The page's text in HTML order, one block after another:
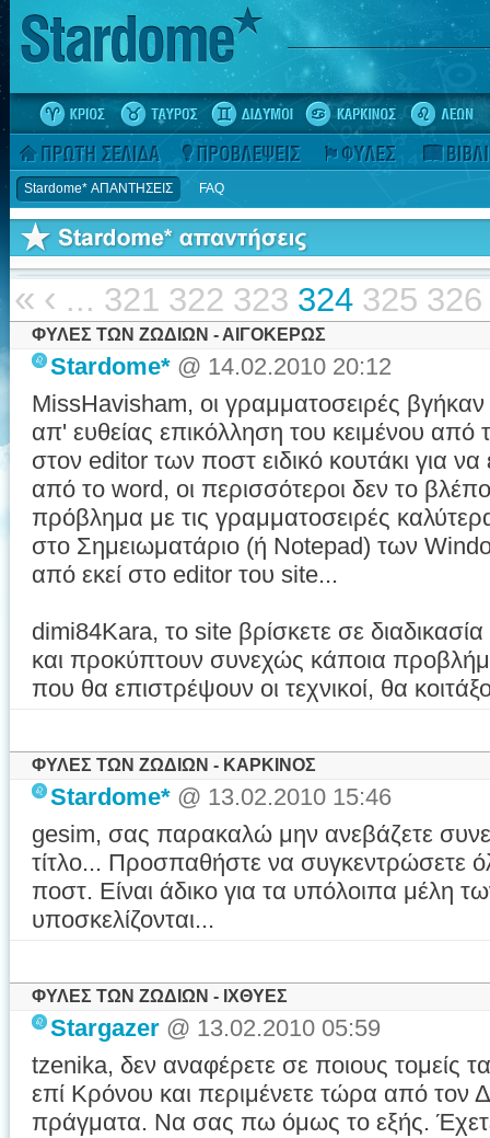
Stardome* ΑΠΑΝΤΗΣΕΙΣ FAQ
« ‹ ... 321 322 323 324 325 326
ΦΥΛΕΣ ΤΩΝ ΖΩΔΙΩΝ - ΑΙΓΟΚΕΡΩΣ
Stardome* @ 14.02.2010 20:12
MissHavisham, οι γραμματοσειρές βγήκαν
απ' ευθείας επικόλληση του κειμένου από
στον editor των ποστ ειδικό κουτάκι για να
από το word, οι περισσότεροι δεν το
πρόβλημα με τις γραμματοσειρές
στο Σημειωματάριο (ή Notepad) των
από εκεί στο editor του site...
dimi84Kara, το site βρίσκετε σε
και προκύπτουν συνεχώς κάποια
που θα επιστρέψουν οι τεχνικοί, θα
ΦΥΛΕΣ ΤΩΝ ΖΩΔΙΩΝ - ΚΑΡΚΙΝΟΣ
Stardome* @ 13.02.2010 15:46
gesim, σας παρακαλώ μην ανεβάζετε
τίτλο... Προσπαθήστε να συγκεντρώσετε
ποστ. Είναι άδικο για τα υπόλοιπα μέλη
υποσκελίζονται...
ΦΥΛΕΣ ΤΩΝ ΖΩΔΙΩΝ - ΙΧΘΥΕΣ
Stargazer @ 13.02.2010 05:59
tzenika, δεν αναφέρετε σε ποιους τομείς
επί Κρόνου και περιμένετε τώρα από τον
πράγματα. Να σας πω όμως το εξής.